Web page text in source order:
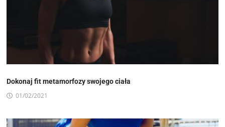
Dokonaj fit metamorfozy swojego ciała
01/02/2021